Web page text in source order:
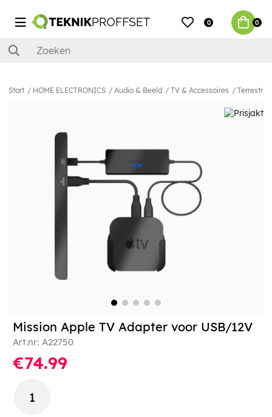
0 0
Start HOME ELECTRONICS Audio & Beeld TV & Accessoires
Mission Apple TV Adapter voor USB/12V
Art.nr: A22750
€74.99